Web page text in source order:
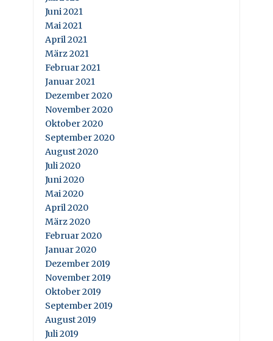
Juni 2021
Mai 2021
April 2021
März 2021
Februar 2021
Januar 2021
Dezember 2020
November 2020
Oktober 2020
September 2020
August 2020
Juli 2020
Juni 2020
Mai 2020
April 2020
März 2020
Februar 2020
Januar 2020
Dezember 2019
November 2019
Oktober 2019
September 2019
August 2019
Juli 2019